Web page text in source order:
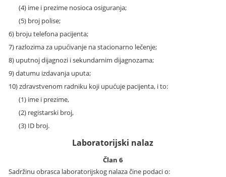
(4) ime i prezime nosioca osiguranja;
(5) broj polise;
6) broju telefona pacijenta;
7) razlozima za upućivanje na stacionarno lečenje;
8) uputnoj dijagnozi i sekundarnim dijagnozama;
9) datumu izdavanja uputa;
10) zdravstvenom radniku koji upućuje pacijenta, i to:
(1) ime i prezime,
(2) registarski broj,
(3) ID broj.
Laboratorijski nalaz
Član 6
Sadržinu obrasca laboratorijskog nalaza čine podaci o: